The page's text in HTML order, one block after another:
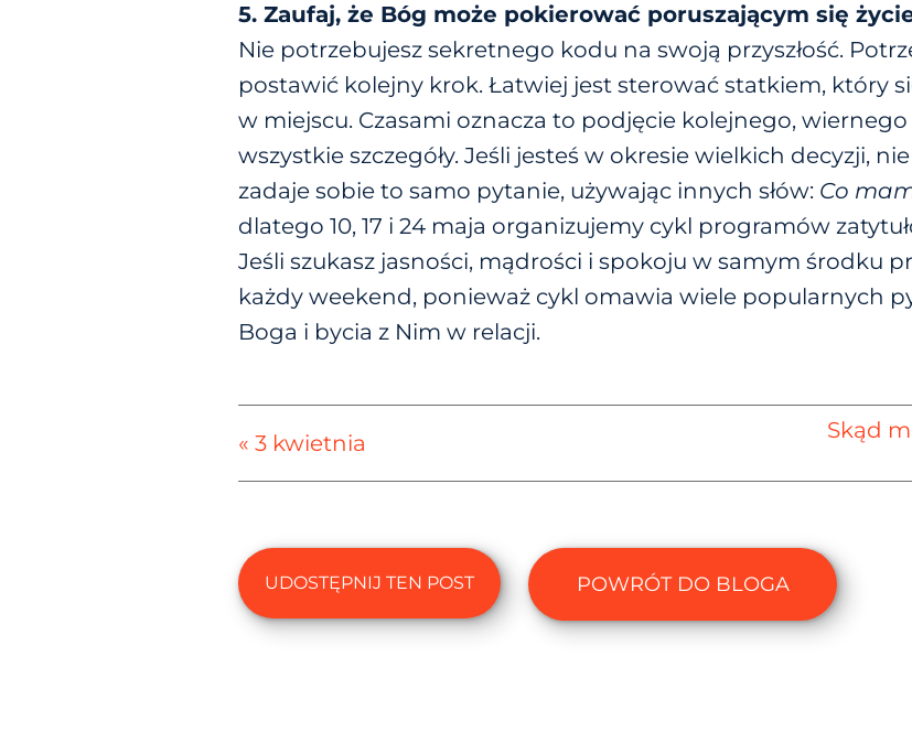
5. Zaufaj, że Bóg może pokierować poruszającym się
Nie potrzebujesz sekretnego kodu na swoją przyszłość.
postawić kolejny krok. Łatwiej jest sterować statkiem, który
w miejscu. Czasami oznacza to podjęcie kolejnego,
wszystkie szczegóły. Jeśli jesteś w okresie wielkich decyzji,
zadaje sobie to samo pytanie, używając innych słów: Co
dlatego 10, 17 i 24 maja organizujemy cykl programów
Jeśli szukasz jasności, mądrości i spokoju w samym środku
każdy weekend, ponieważ cykl omawia wiele popularnych
Boga i bycia z Nim w relacji.
« 3 kwietnia
Skąd
UDOSTĘPNIJ TEN POST POWRÓT DO BLOGA